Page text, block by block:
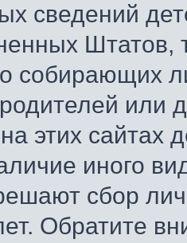
сведений
Штатов,
собирающих
или
этих сайтах
иного
сбор
Обратите